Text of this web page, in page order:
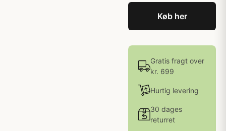
Køb her
Gratis fragt over
kr. 699
Hurtig levering
30 dages
returret